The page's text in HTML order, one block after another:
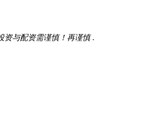
资与配资需谨慎！再谨慎 .